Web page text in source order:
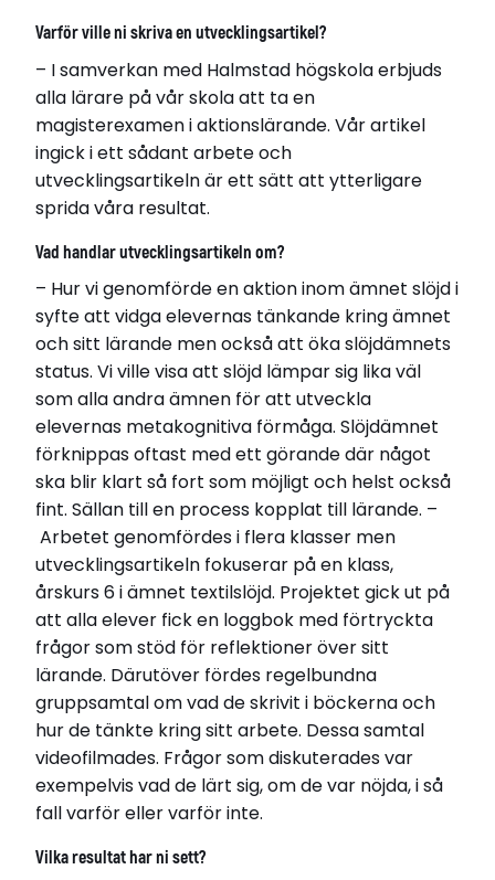
Varför ville ni skriva en utvecklingsartikel?
– I samverkan med Halmstad högskola erbjuds
alla lärare på vår skola att ta en
magisterexamen i aktionslärande. Vår artikel
ingick i ett sådant arbete och
utvecklingsartikeln är ett sätt att ytterligare
sprida våra resultat.
Vad handlar utvecklingsartikeln om?
– Hur vi genomförde en aktion inom ämnet slöjd i
syfte att vidga elevernas tänkande kring ämnet
och sitt lärande men också att öka slöjdämnets
status. Vi ville visa att slöjd lämpar sig lika väl
som alla andra ämnen för att utveckla
elevernas metakognitiva förmåga. Slöjdämnet
förknippas oftast med ett görande där något
ska blir klart så fort som möjligt och helst också
fint. Sällan till en process kopplat till lärande. –
Arbetet genomfördes i flera klasser men
utvecklingsartikeln fokuserar på en klass,
årskurs 6 i ämnet textilslöjd. Projektet gick ut på
att alla elever fick en loggbok med förtryckta
frågor som stöd för reflektioner över sitt
lärande. Därutöver fördes regelbundna
gruppsamtal om vad de skrivit i böckerna och
hur de tänkte kring sitt arbete. Dessa samtal
videofilmades. Frågor som diskuterades var
exempelvis vad de lärt sig, om de var nöjda, i så
fall varför eller varför inte.
Vilka resultat har ni sett?